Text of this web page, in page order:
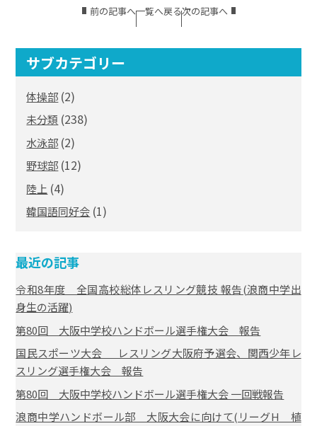
前の記事へ一覧へ戻る次の記事へ
サブカテゴリー
体操部 (2)
未分類 (238)
水泳部 (2)
野球部 (12)
陸上 (4)
韓国語同好会 (1)
最近の記事
令和8年度 全国高校総体レスリング競技 報告(浪商中学出
身生の活躍)
第80回 大阪中学校ハンドボール選手権大会 報告
国民スポーツ大会 レスリング大阪府予選会、関西少年レ
スリング選手権大会 報告
第80回 大阪中学校ハンドボール選手権大会 一回戦報告
浪商中学ハンドボール部 大阪大会に向けて(リーグH 植